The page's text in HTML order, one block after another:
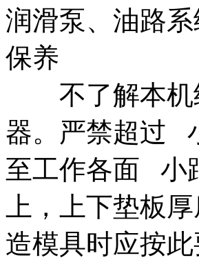
润滑泵、油路
保养
不了解本机
器。严禁超过
至工作各面 小
上，上下垫板
造模具时应按